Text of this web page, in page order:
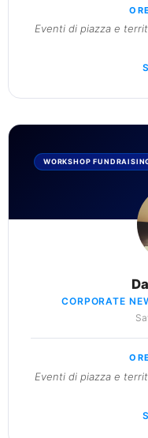
Eventi di piazza e
WORKSHOP
CORPORATE
Eventi di piazza e